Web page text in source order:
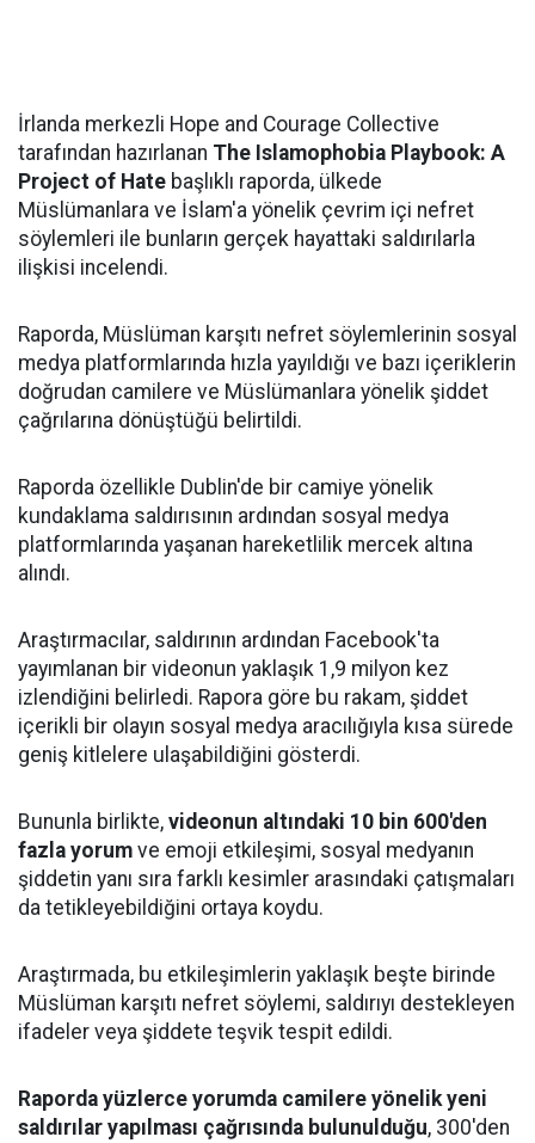
İrlanda merkezli Hope and Courage Collective
tarafından hazırlanan The Islamophobia Playbook: A
Project of Hate başlıklı raporda, ülkede
Müslümanlara ve İslam'a yönelik çevrim içi nefret
söylemleri ile bunların gerçek hayattaki saldırılarla
ilişkisi incelendi.
Raporda, Müslüman karşıtı nefret söylemlerinin sosyal
medya platformlarında hızla yayıldığı ve bazı içeriklerin
doğrudan camilere ve Müslümanlara yönelik şiddet
çağrılarına dönüştüğü belirtildi.
Raporda özellikle Dublin'de bir camiye yönelik
kundaklama saldırısının ardından sosyal medya
platformlarında yaşanan hareketlilik mercek altına
alındı.
Araştırmacılar, saldırının ardından Facebook'ta
yayımlanan bir videonun yaklaşık 1,9 milyon kez
izlendiğini belirledi. Rapora göre bu rakam, şiddet
içerikli bir olayın sosyal medya aracılığıyla kısa sürede
geniş kitlelere ulaşabildiğini gösterdi.
Bununla birlikte, videonun altındaki 10 bin 600'den
fazla yorum ve emoji etkileşimi, sosyal medyanın
şiddetin yanı sıra farklı kesimler arasındaki çatışmaları
da tetikleyebildiğini ortaya koydu.
Araştırmada, bu etkileşimlerin yaklaşık beşte birinde
Müslüman karşıtı nefret söylemi, saldırıyı destekleyen
ifadeler veya şiddete teşvik tespit edildi.
Raporda yüzlerce yorumda camilere yönelik yeni
saldırılar yapılması çağrısında bulunulduğu, 300'den